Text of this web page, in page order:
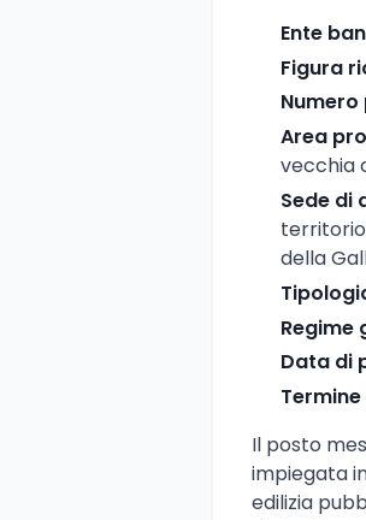
Ente
Figura
Area
vecchia
Sede di
della
Regime
Data di
Il posto
impiegata
edilizia